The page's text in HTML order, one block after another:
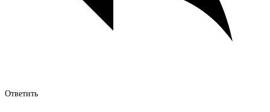
Ответить